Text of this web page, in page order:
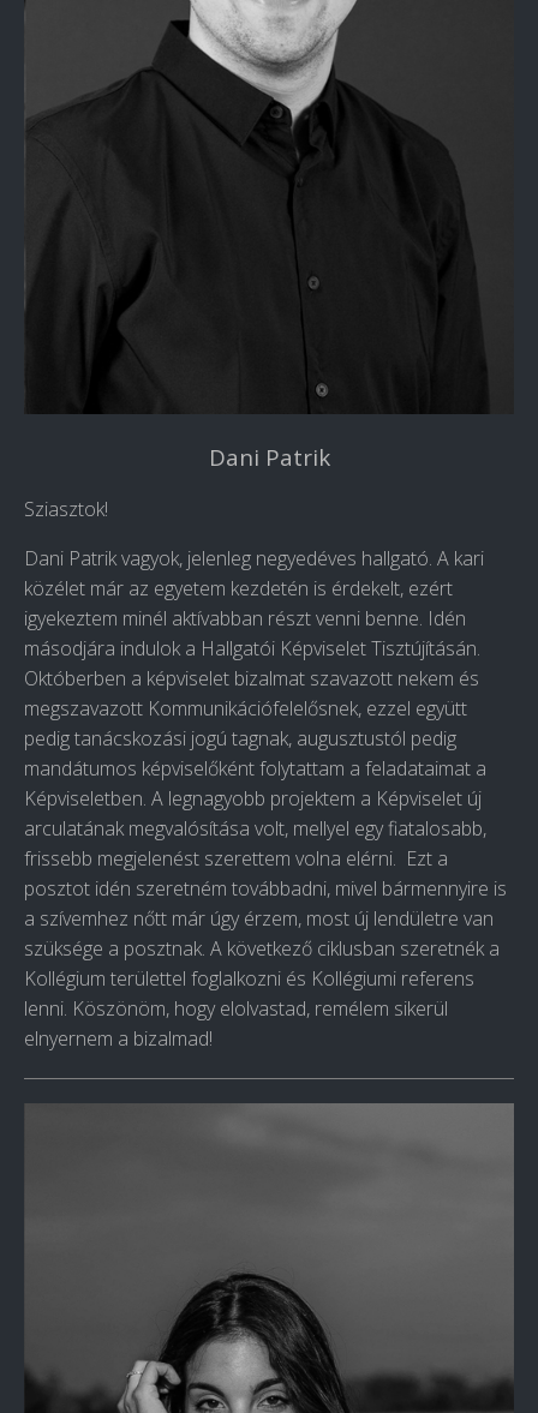
Dani Patrik
Sziasztok!
Dani Patrik vagyok, jelenleg negyedéves hallgató. A kari
közélet már az egyetem kezdetén is érdekelt, ezért
igyekeztem minél aktívabban részt venni benne. Idén
másodjára indulok a Hallgatói Képviselet Tisztújításán.
Októberben a képviselet bizalmat szavazott nekem és
megszavazott Kommunikációfelelősnek, ezzel együtt
pedig tanácskozási jogú tagnak, augusztustól pedig
mandátumos képviselőként folytattam a feladataimat a
Képviseletben. A legnagyobb projektem a Képviselet új
arculatának megvalósítása volt, mellyel egy fiatalosabb,
frissebb megjelenést szerettem volna elérni. Ezt a
posztot idén szeretném továbbadni, mivel bármennyire is
a szívemhez nőtt már úgy érzem, most új lendületre van
szüksége a posztnak. A következő ciklusban szeretnék a
Kollégium területtel foglalkozni és Kollégiumi referens
lenni. Köszönöm, hogy elolvastad, remélem sikerül
elnyernem a bizalmad!